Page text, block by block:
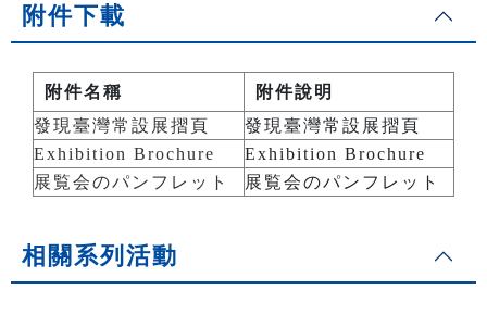
附件下載
附件名稱
附件說明
發現臺灣常設展摺頁
發現臺灣常設展摺頁
Exhibition Brochure
Exhibition Brochure
展覧会のパンフレット
展覧会のパンフレット
相關系列活動